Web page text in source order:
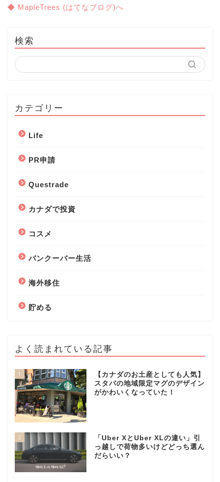
◆ MapleTrees (はてなブログ)へ
検索
カテゴリー
Life
PR申請
Questrade
カナダで投資
コスメ
バンクーバー生活
海外移住
貯める
よく読まれている記事
1
【カナダのお土産としても人気】
スタバの地域限定マグのデザイン
がかわいくなっていた！
2
「Uber XとUber XLの違い」引
っ越しで荷物多いけどどっち選ん
だらいい？